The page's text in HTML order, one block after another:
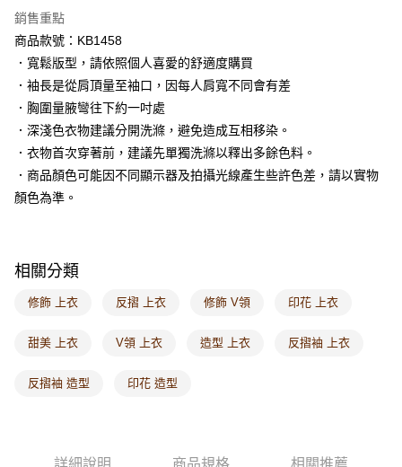
每筆NT$60，滿NT$1,000(含以上)免運費
付款後7-11取貨
每筆NT$60，滿NT$1,000(含以上)免運費
宅配
每筆NT$120，滿NT$1,000(含以上)免運費
付款後門市自取
每筆NT$60，滿NT$1,000(含以上)免運費
海外配送-歐美地區
銷售重點
商品款號：KB1458
．寬鬆版型，請依照個人喜愛的舒適度購買
．袖長是從肩頂量至袖口，因每人肩寬不同會有差
．胸圍量腋彎往下約一吋處
．深淺色衣物建議分開洗滌，避免造成互相移染。
．衣物首次穿著前，建議先單獨洗滌以釋出多餘色料。
．商品顏色可能因不同顯示器及拍攝光線產生些許色差，請以實物
顏色為準。
相關分類
修飾 上衣 反摺 上衣 修飾 V領 印花 上衣
甜美 上衣 V領 上衣 造型 上衣 反摺袖 上衣
反摺袖 造型 印花 造型
詳細說明 商品規格 相關推薦